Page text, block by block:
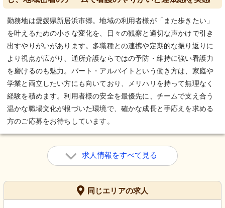
勤務地は愛媛県新居浜市郷。地域の利用者様が「また歩きたい」
を叶えるための小さな変化を、日々の観察と適切な声かけで引き
出すやりがいがあります。多職種との連携や定期的な振り返りに
より視点が広がり、通所介護ならではの予防・維持に強い看護力
を磨けるのも魅力。パート・アルバイトという働き方は、家庭や
学業と両立したい方にも向いており、メリハリを持って無理なく
経験を積めます。利用者様の安全を最優先に、チームで支え合う
温かな職場文化が根づいた環境で、確かな成長と手応えを求める
方のご応募をお待ちしています。
求人情報をすべて見る
同じエリアの求人